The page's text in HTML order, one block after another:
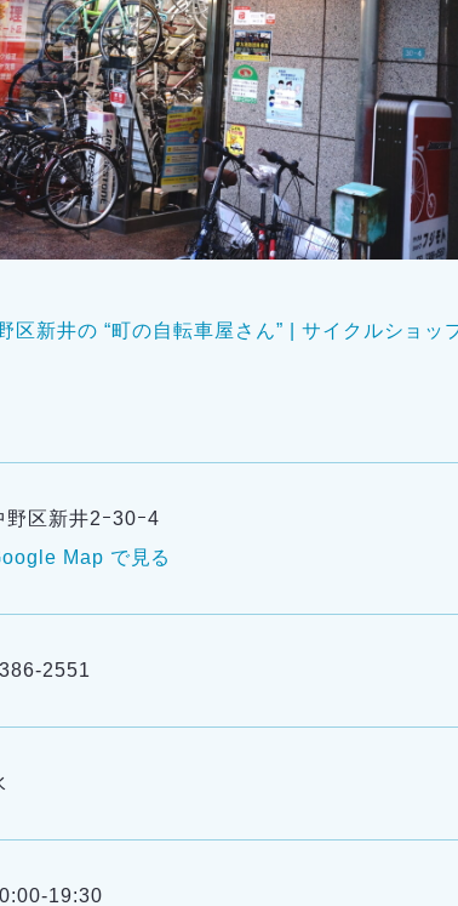
区新井の “町の自転車屋さん” | サイクルショッ
野区新井2ｰ30ｰ4
Map で見る
2551
19:30